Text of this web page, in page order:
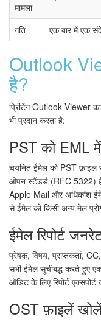
मामला
गति एक बार में एक
Outlook
है?
प्रिंटिंग Outlook Viewer
भी प्रदान करता है:
PST को EML
चयनित ईमेल को PST फ़ाइल
ओपन स्टैंडर्ड (RFC 5322)
Apple Mail और अधिकांश
से ईमेल को किसी अन्य मेल
ईमेल रिपोर्ट
प्रेषक, विषय, प्राप्तकर्ता,
सभी ईमेल सूचीबद्ध करते हुए एक
ऑडिट के लिए रिपोर्ट
OST फ़ाइलें